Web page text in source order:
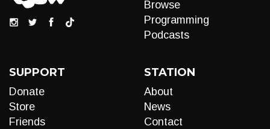
Browse
Programming
Podcasts
SUPPORT
Donate
Store
Friends
STATION
About
News
Contact